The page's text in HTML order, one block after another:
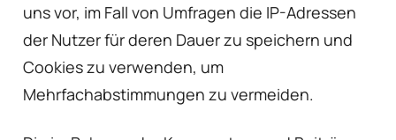
uns vor, im Fall von Umfragen die IP-Adressen
der Nutzer für deren Dauer zu speichern und
Cookies zu verwenden, um
Mehrfachabstimmungen zu vermeiden.